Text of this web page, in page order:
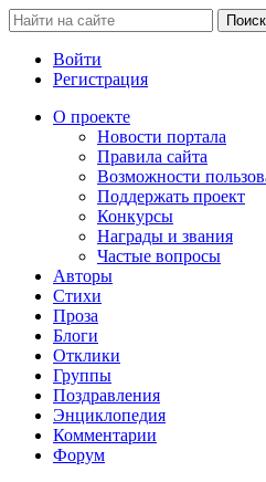
Войти
Регистрация
О проекте
Новости портала
Правила сайта
Возможности
Поддержать проект
Конкурсы
Награды и звания
Частые вопросы
Авторы
Стихи
Проза
Блоги
Отклики
Группы
Поздравления
Энциклопедия
Комментарии
Форум